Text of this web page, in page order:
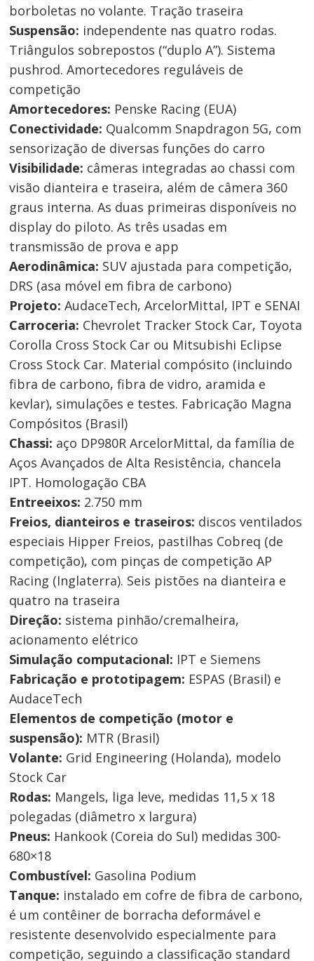
borboletas no volante. Tração traseira
Suspensão: independente nas quatro rodas.
Triângulos sobrepostos (“duplo A”). Sistema
pushrod. Amortecedores reguláveis de
competição
Amortecedores: Penske Racing (EUA)
Conectividade: Qualcomm Snapdragon 5G, com
sensorização de diversas funções do carro
Visibilidade: câmeras integradas ao chassi com
visão dianteira e traseira, além de câmera 360
graus interna. As duas primeiras disponíveis no
display do piloto. As três usadas em
transmissão de prova e app
Aerodinâmica: SUV ajustada para competição,
DRS (asa móvel em fibra de carbono)
Projeto: AudaceTech, ArcelorMittal, IPT e SENAI
Carroceria: Chevrolet Tracker Stock Car, Toyota
Corolla Cross Stock Car ou Mitsubishi Eclipse
Cross Stock Car. Material compósito (incluindo
fibra de carbono, fibra de vidro, aramida e
kevlar), simulações e testes. Fabricação Magna
Compósitos (Brasil)
Chassi: aço DP980R ArcelorMittal, da família de
Aços Avançados de Alta Resistência, chancela
IPT. Homologação CBA
Entreeixos: 2.750 mm
Freios, dianteiros e traseiros: discos ventilados
especiais Hipper Freios, pastilhas Cobreq (de
competição), com pinças de competição AP
Racing (Inglaterra). Seis pistões na dianteira e
quatro na traseira
Direção: sistema pinhão/cremalheira,
acionamento elétrico
Simulação computacional: IPT e Siemens
Fabricação e prototipagem: ESPAS (Brasil) e
AudaceTech
Elementos de competição (motor e
suspensão): MTR (Brasil)
Volante: Grid Engineering (Holanda), modelo
Stock Car
Rodas: Mangels, liga leve, medidas 11,5 x 18
polegadas (diâmetro x largura)
Pneus: Hankook (Coreia do Sul) medidas 300-
680×18
Combustível: Gasolina Podium
Tanque: instalado em cofre de fibra de carbono,
é um contêiner de borracha deformável e
resistente desenvolvido especialmente para
competição, seguindo a classificação standard